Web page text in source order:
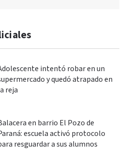
intentó robar en un
y quedó atrapado en
reja
en barrio El Pozo de
escuela activó protocolo
resguardar a sus alumnos